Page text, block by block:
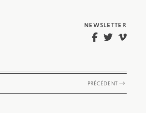
NEWSLETTER
PRÉCÉDENT